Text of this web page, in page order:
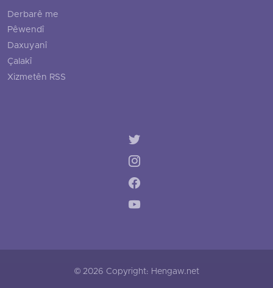
Derbarê me
Pêwendî
Daxuyanî
Çalakî
Xizmetên RSS
© 2026 Copyright: Hengaw.net